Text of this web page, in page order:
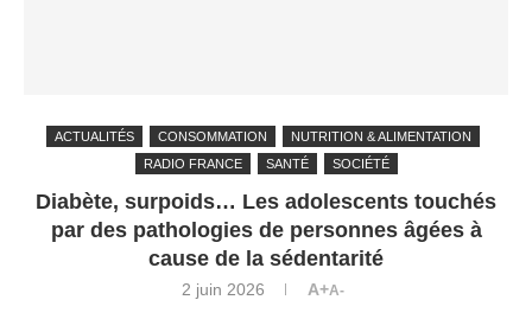
ACTUALITÉS CONSOMMATION
NUTRITION & ALIMENTATION
RADIO FRANCE
SANTÉ SOCIÉTÉ
Diabète, surpoids… Les adolescents touchés
par des pathologies de personnes âgées à
cause de la sédentarité
2 juin 2026 A+A-